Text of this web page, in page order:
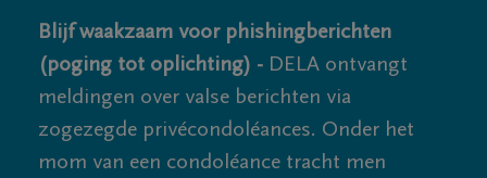
Blijf waakzaam voor phishingberichten
(poging tot oplichting) - DELA ontvangt
meldingen over valse berichten via
zogezegde privécondoléances. Onder het
mom van een condoléance tracht men